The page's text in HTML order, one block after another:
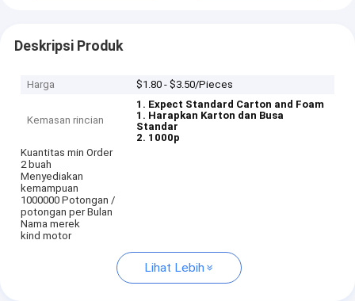
Deskripsi Produk
Harga $1.80 - $3.50/Pieces
Kemasan rincian
1. Expect Standard Carton and Foam
1. Harapkan Karton dan Busa
Standar
2. 1000p
Kuantitas min Order
2 buah
Menyediakan
kemampuan
1000000 Potongan /
potongan per Bulan
Nama merek
kind motor
Lihat Lebih